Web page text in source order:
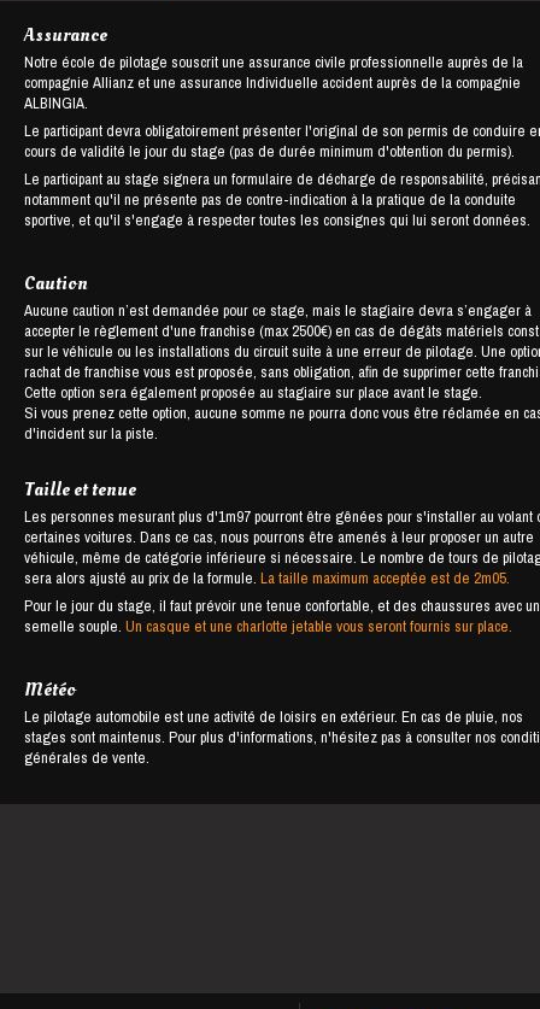
Assurance
Notre école de pilotage souscrit une assurance civile professionnelle auprès de la
compagnie Allianz et une assurance Individuelle accident auprès de la compagnie
ALBINGIA.
Le participant devra obligatoirement présenter l'original de son permis de conduire
cours de validité le jour du stage (pas de durée minimum d'obtention du permis).
Le participant au stage signera un formulaire de décharge de responsabilité,
notamment qu'il ne présente pas de contre-indication à la pratique de la conduite
sportive, et qu'il s'engage à respecter toutes les consignes qui lui seront données.
Caution
Aucune caution n’est demandée pour ce stage, mais le stagiaire devra s’engager à
accepter le règlement d'une franchise (max 2500€) en cas de dégâts matériels
sur le véhicule ou les installations du circuit suite à une erreur de pilotage. Une
rachat de franchise vous est proposée, sans obligation, afin de supprimer cette
Cette option sera également proposée au stagiaire sur place avant le stage.
Si vous prenez cette option, aucune somme ne pourra donc vous être réclamée en
d'incident sur la piste.
Taille et tenue
Les personnes mesurant plus d'1m97 pourront être gênées pour s'installer au volant
certaines voitures. Dans ce cas, nous pourrons être amenés à leur proposer un autre
véhicule, même de catégorie inférieure si nécessaire. Le nombre de tours de
sera alors ajusté au prix de la formule.La taille maximum acceptée est de 2m05.
Pour le jour du stage, il faut prévoir une tenue confortable, et des chaussures avec
semelle souple.Un casque et une charlotte jetable vous seront fournis sur place.
Météo
Le pilotage automobile est une activité de loisirs en extérieur. En cas de pluie, nos
stages sont maintenus. Pour plus d'informations, n'hésitez pas à consulter nos
générales de vente.